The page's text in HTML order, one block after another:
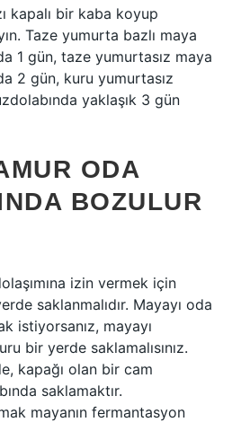
kapalı bir kaba koyup
Taze yumurta bazlı maya
1 gün, taze yumurtasız maya
2 gün, kuru yumurtasız
yaklaşık 3 gün
ODA
BOZULUR
izin vermek için
saklanmalıdır. Mayayı oda
istiyorsanız, mayayı
bir yerde saklamalısınız.
kapağı olan bir cam
saklamaktır.
mayanın fermantasyon